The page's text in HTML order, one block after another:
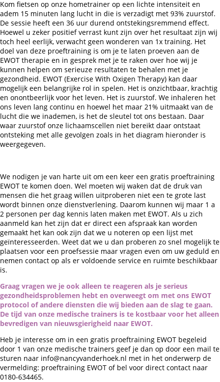
Kom fietsen op onze hometrainer op een lichte intensiteit en
adem 15 minuten lang lucht in die is verzadigt met 93% zuurstof.
De sessie heeft een 36 uur durend ontstekingsremmend effect.
Hoewel u zeker positief verrast kunt zijn over het resultaat zijn wij
toch heel eerlijk, verwacht geen wonderen van 1x training. Het
doel van deze proeftraining is om je te laten proeven aan de
EWOT therapie en in gesprek met je te raken over hoe wij je
kunnen helpen om serieuze resultaten te behalen met je
gezondheid. EWOT (Exercise With Oxigen Therapy) kan daar
mogelijk een belangrijke rol in spelen. Het is onzichtbaar, krachtig
en onontbeerlijk voor het leven. Het is zuurstof. We inhaleren het
ons leven lang continu en hoewel het maar 21% uitmaakt van de
lucht die we inademen, is het de sleutel tot ons bestaan. Daar
waar zuurstof onze lichaamscellen niet bereikt daar ontstaat
ontsteking met alle gevolgen zoals in het diagram hieronder is
weergegeven.
We nodigen je van harte uit om een keer een gratis proeftraining
EWOT te komen doen. Wel moeten wij waken dat de druk van
mensen die het graag willen uitproberen niet een te grote last
wordt binnen onze dienstverlening. Daarom kunnen wij maar 1 a
2 personen per dag kennis laten maken met EWOT. Als u zich
aanmeld kan het zijn dat er direct een afspraak kan worden
gemaakt het kan ook zijn dat we u noteren op een lijst met
geïnteresseerden. Weet dat we u dan proberen zo snel mogelijk te
plaatsen voor een proefsessie maar vragen even om uw geduld en
nemen contact op als er voldoende service en ruimte beschikbaar
is.
Graag vragen we je ook alleen te reageren als je serieus
gezondheidsproblemen hebt en overweegt om met ons EWOT
protocol of andere diensten die wij bieden aan de slag te gaan.
De tijd van onze medische trainers is te kostbaar voor het alleen
bevredigen van nieuwsgierigheid naar EWOT.
Heb je interesse om in een gratis proeftraining EWOT begeleid
door 1 van onze medische trainers geef je dan op door een mail te
sturen naar info@nancyvanderhoek.nl met in het onderwerp de
vermelding: proeftraining EWOT of bel voor direct contact naar
0180-634465.